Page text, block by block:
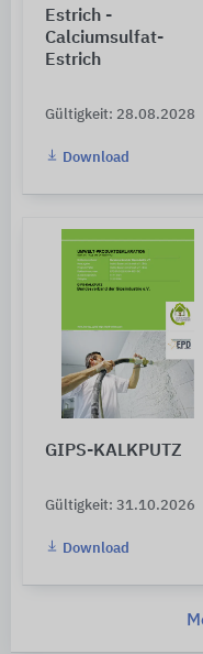
Estrich -
Calciumsulfat-
Estrich
Gültigkeit: 28.08.2028
Download
GIPS-KALKPUTZ
Gültigkeit: 31.10.2026
Download